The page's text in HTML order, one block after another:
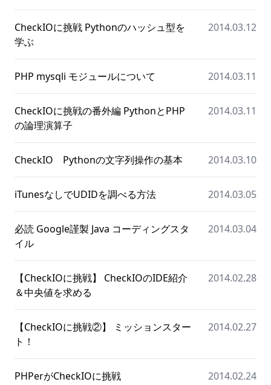
CheckIOに挑戦 Pythonのハッシュ型を
学ぶ
2014.03.12
PHP mysqli モジュールについて 2014.03.11
CheckIOに挑戦の番外編 PythonとPHP
の論理演算子
2014.03.11
CheckIO Pythonの文字列操作の基本 2014.03.10
iTunesなしでUDIDを調べる方法 2014.03.05
必読 Google謹製 Java コーディングスタ
イル
2014.03.04
【CheckIOに挑戦】 CheckIOのIDE紹介
＆中央値を求める
2014.02.28
【CheckIOに挑戦②】 ミッションスター
ト！
2014.02.27
PHPerがCheckIOに挑戦 2014.02.24